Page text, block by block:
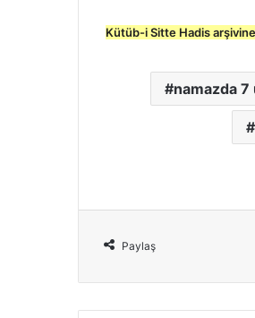
Kütüb-i Sitte Hadis
namazda 7
Paylaş